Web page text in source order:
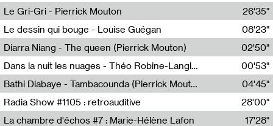
Pierrick Mouton
Le Gri-Gri - Pierrick Mouton
Pierrick Mouton
26'35"
Le dessin qui bouge - Louise Guégan
Louise Guégan
08'23"
Diarra Niang - The queen (Pierrick Mouton)
Pierrick Mouton,Diarra Niang
02'50"
Dans la nuit les nuages - Théo Robine-Langlois
Théo Robine-Langlois,LD Beat
00'53"
Bathi Diabaye - Tambacounda (Pierrick Mouton)
Pierrick Mouton,Bathi Diabaye
04'45"
Radia Show #1105 : retroauditive
Soundart Radio
28'00"
La chambre d'échos #7 : Marie-Hélène Lafon
17'28"